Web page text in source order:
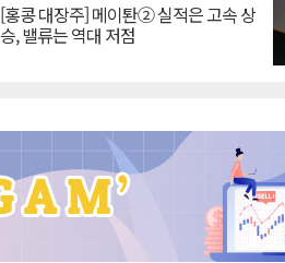
[홍콩 대장주] 메이퇀② 실적은 고속 상
승, 밸류는 역대 저점